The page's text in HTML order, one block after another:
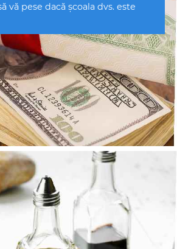
vă pese dacă școala dvs. este